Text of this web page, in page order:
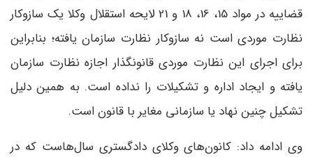
قضاییه در مواد 15، 16، 18 و 21 لایحه استقلال وکلا یک سازوکار
نظارت موردی است نه سازوکار نظارت سازمان یافته؛ بنابراین
برای اجرای این نظارت موردی قانونگذار اجازه نظارت سازمان
یافته و ایجاد اداره و تشکیلات را نداده است. به همین دلیل
تشکیل چنین نهاد یا سازمانی مغایر با قانون است.
وی ادامه داد: کانون‌های وکلای دادگستری سال‌هاست که در